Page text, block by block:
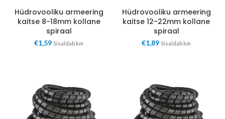
Hüdrovooliku armeering
kaitse 8-18mm kollane
spiraal
€1,59 Sisaldab km
Hüdrovooliku armeering
kaitse 12-22mm kollane
spiraal
€1,89 Sisaldab km